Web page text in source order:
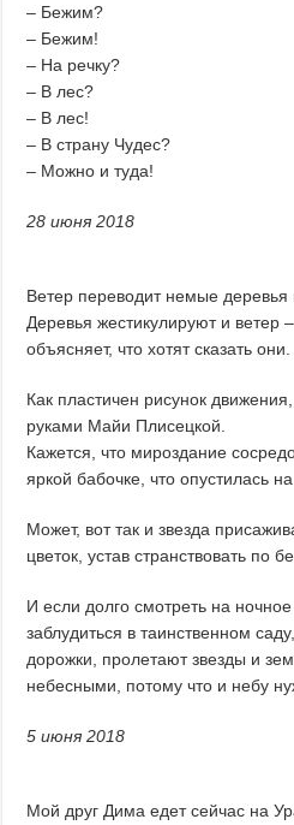
– Бежим?
– Бежим!
– На речку?
– В лес?
– В лес!
– В страну Чудес?
– Можно и туда!
28 июня 2018
Ветер переводит немые деревья
Деревья жестикулируют и ветер
объясняет, что хотят сказать они.
Как пластичен рисунок
руками Майи Плисецкой.
Кажется, что мироздание
яркой бабочке, что опустилась
Может, вот так и звезда
цветок, устав странствовать по
И если долго смотреть на
заблудиться в таинственном
дорожки, пролетают звезды и
небесными, потому что и небу
5 июня 2018
Мой друг Дима едет сейчас на